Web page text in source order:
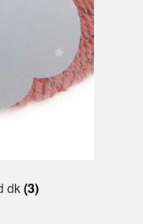
dk(3)